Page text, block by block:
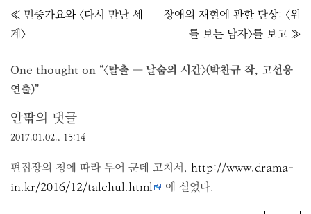
글
내
게
이
션
≪ 민중가요와 〈다시 만난 세
계〉
장애의 재현에 관한 단상: 〈위
를 보는 남자〉를 보고 ≫
One thought on “〈탈출 ― 날숨의 시간〉(박찬규 작, 고선웅
연출)”
안팎의 댓글
2017.01.02., 15:14
편집장의 청에 따라 두어 군데 고쳐서, http://www.drama-
in.kr/2016/12/talchul.html
에 실었다.